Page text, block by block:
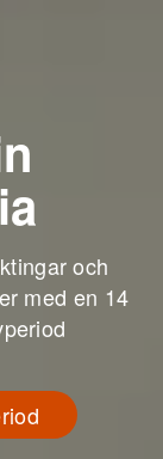
och
med en 14